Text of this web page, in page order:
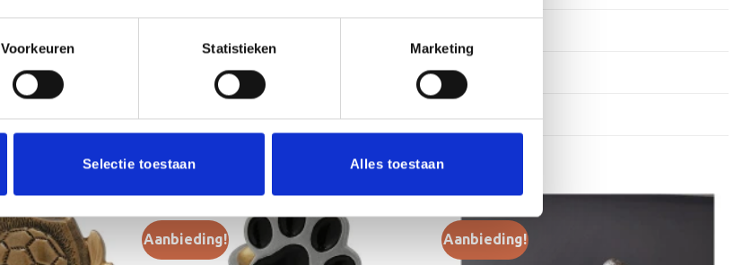
Voorkeuren Statistieken Marketing
Selectie toestaan Alles toestaan
Aanbieding! Aanbieding!